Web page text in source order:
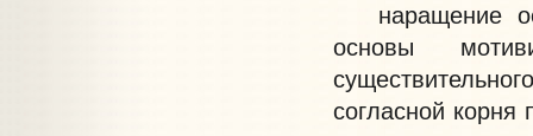
наращение
основы
согласной